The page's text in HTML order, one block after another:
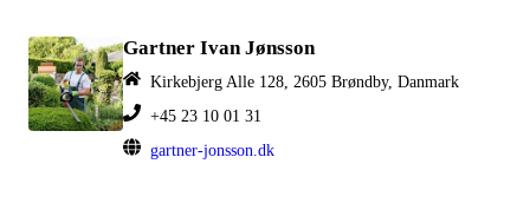
Gartner Ivan Jønsson
Kirkebjerg Alle 128, 2605 Brøndby, Danmark
+45 23 10 01 31
gartner-jonsson.dk